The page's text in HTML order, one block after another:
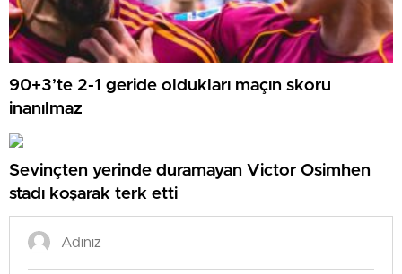
90+3’te 2-1 geride oldukları maçın skoru
inanılmaz
Sevinçten yerinde duramayan Victor Osimhen
stadı koşarak terk etti